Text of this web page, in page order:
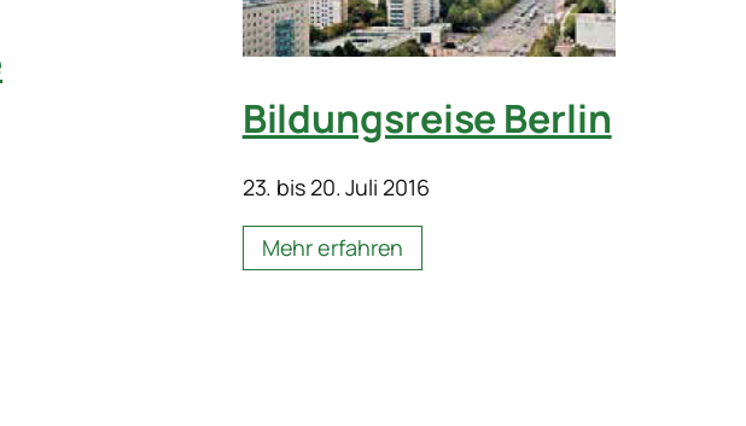
Bildungsreise Berlin
23. bis 20. Juli 2016
Mehr erfahren